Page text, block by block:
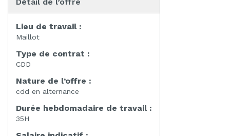
Lieu de travail :
Maillot
Type de contrat :
CDD
Nature de l’offre :
cdd en alternance
Durée hebdomadaire de travail :
35H